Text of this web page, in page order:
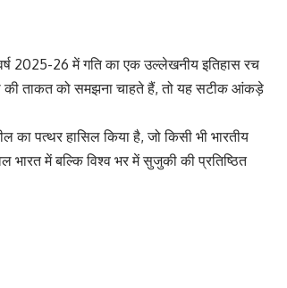
2025-26 में गति का एक उल्लेखनीय इतिहास रच
ताकत को समझना चाहते हैं, तो यह सटीक आंकड़े
का पत्थर हासिल किया है, जो किसी भी भारतीय
भारत में बल्कि विश्व भर में सुजुकी की प्रतिष्ठित